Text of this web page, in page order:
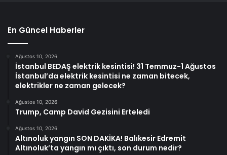
En Güncel Haberler
Ağustos 10, 2026
İstanbul BEDAŞ elektrik kesintisi! 31 Temmuz-1 Ağustos
İstanbul’da elektrik kesintisi ne zaman bitecek,
elektrikler ne zaman gelecek?
Ağustos 10, 2026
Trump, Camp David Gezisini Erteledi
Ağustos 10, 2026
Altınoluk yangın SON DAKİKA! Balıkesir Edremit
Altınoluk’ta yangın mı çıktı, son durum nedir?